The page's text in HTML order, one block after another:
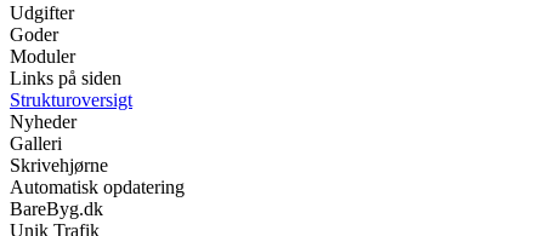
Udgifter
Goder
Moduler
Links på siden
Strukturoversigt
Nyheder
Galleri
Skrivehjørne
Automatisk opdatering
BareByg.dk
Unik Trafik